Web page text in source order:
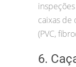
caixas de
(PVC,
6.